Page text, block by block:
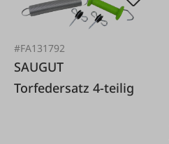
#FA131792
SAUGUT
Torfedersatz 4-teilig